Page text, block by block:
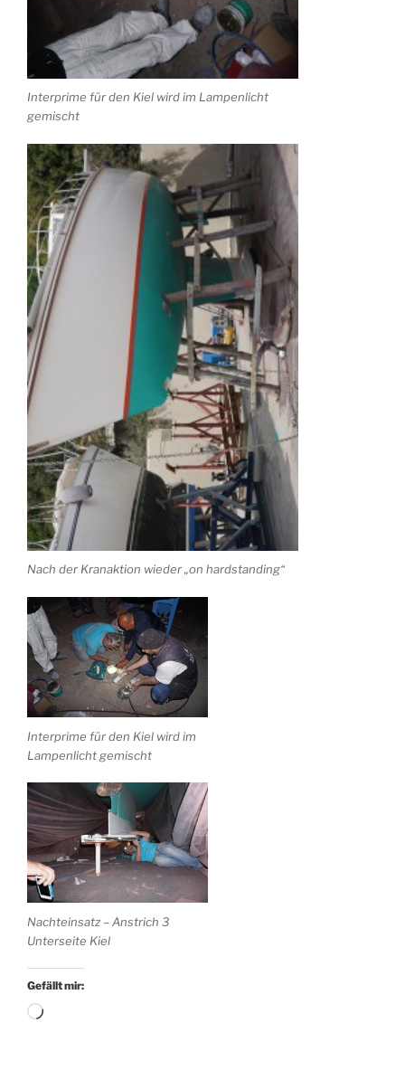
Interprime für den Kiel wird im Lampenlicht
gemischt
Nach der Kranaktion wieder „on hardstanding“
Interprime für den Kiel wird im
Lampenlicht gemischt
Nachteinsatz – Anstrich 3
Unterseite Kiel
Gefällt mir:
Wird